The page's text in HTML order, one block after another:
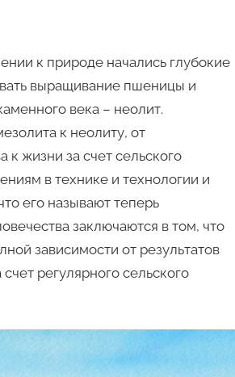
к природе начались глубокие
выращивание пшеницы и
века – неолит.
к неолиту, от
к жизни за счет сельского
в технике и технологии и
его называют теперь
заключаются в том, что
зависимости от результатов
регулярного сельского